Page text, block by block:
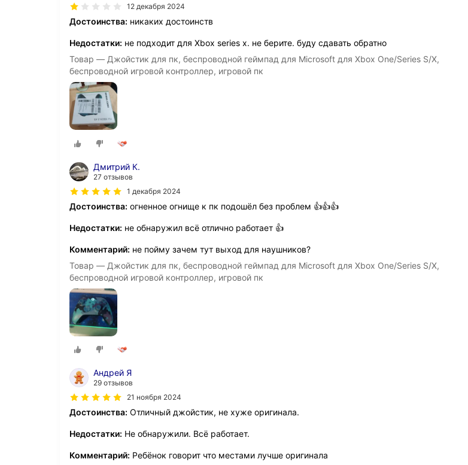
12 декабря 2024
Достоинства: никаких достоинств
Недостатки: не подходит для Xbox series x. не берите. буду сдавать обратно
Товар — Джойстик для пк, беспроводной геймпад для Microsoft для Xbox One/Series S/X,
беспроводной игровой контроллер, игровой пк
Дмитрий К.
27 отзывов
1 декабря 2024
Достоинства: огненное огнище к пк подошёл без проблем 👍👍👍
Недостатки: не обнаружил всё отлично работает 👍
Комментарий: не пойму зачем тут выход для наушников?
Товар — Джойстик для пк, беспроводной геймпад для Microsoft для Xbox One/Series S/X,
беспроводной игровой контроллер, игровой пк
Андрей Я
29 отзывов
21 ноября 2024
Достоинства: Отличный джойстик, не хуже оригинала.
Недостатки: Не обнаружили. Всё работает.
Комментарий: Ребёнок говорит что местами лучше оригинала